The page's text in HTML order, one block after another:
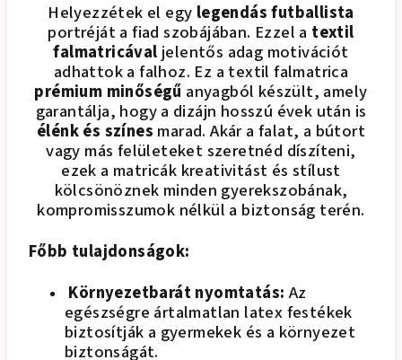
Helyezzétek el egy legendás futballista
portréjáta fiad szobájában. Ezzel a textil
falmatricával jelentős adag motivációt
adhattok a falhoz. Ez a textil falmatrica
prémium minőségű anyagból készült, amely
garantálja, hogy a dizájn hosszú évek után is
élénk és színes marad. Akár a falat, a bútort
vagy más felületeket szeretnéd díszíteni,
ezek a matricák kreativitást és stílust
kölcsönöznek minden gyerekszobának,
kompromisszumok nélkül a biztonság terén.
Főbb tulajdonságok:
Környezetbarát nyomtatás:Az
egészségre ártalmatlan latex festékek
biztosítják a gyermekek és a környezet
biztonságát.